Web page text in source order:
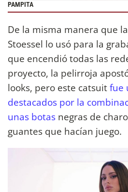
PAMPITA
De la misma manera que
Stoessel lo usó para la
que encendió todas las
proyecto, la pelirroja
looks, pero este catsuitfue
destacados por la
unas botas negras de
guantes que hacían juego.